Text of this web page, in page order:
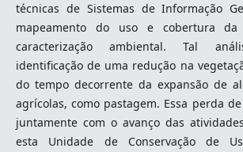
técnicas de Sistemas de Informação
mapeamento do uso e cobertura
caracterização ambiental. Tal
identificação de uma redução na
do tempo decorrente da expansão de
agrícolas, como pastagem. Essa perda
juntamente com o avanço das
esta Unidade de Conservação de